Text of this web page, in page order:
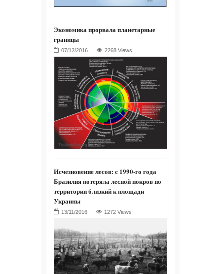
Экономика прорвала планетарные
границы
2268 Views
Исчезновение лесов: с 1990-го года
Бразилия потеряла лесной покров по
территории близкий к площади
Украины
1272 Views